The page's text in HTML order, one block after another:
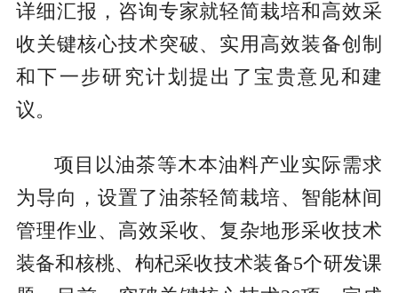
详细汇报，咨询专家就轻简栽培和高效采
收关键核心技术突破、实用高效装备创制
和下一步研究计划提出了宝贵意见和建
议。
项目以油茶等木本油料产业实际需求
为导向，设置了油茶轻简栽培、智能林间
管理作业、高效采收、复杂地形采收技术
装备和核桃、枸杞采收技术装备5个研发课